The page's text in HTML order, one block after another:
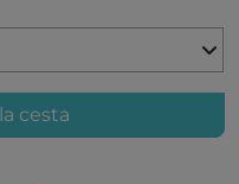
cesta